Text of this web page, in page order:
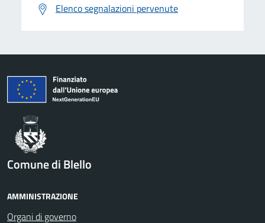
Elenco segnalazioni pervenute
Comune di Blello
AMMINISTRAZIONE
Organi di governo